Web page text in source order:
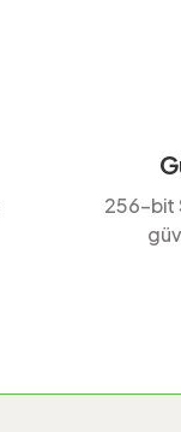
256-bit